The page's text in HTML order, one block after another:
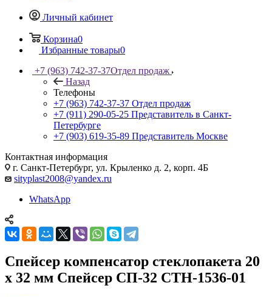
Личный кабинет
Корзина0
Избранные товары0
+7 (963) 742-37-37Отдел продаж
Назад
Телефоны
+7 (963) 742-37-37 Отдел продаж
+7 (911) 290-05-25 Представитель в Санкт-
Петербурге
+7 (903) 619-35-89 Представитель Москве
Контактная информация
г. Санкт-Петербург, ул. Крыленко д. 2, корп. 4Б
sityplast2008@yandex.ru
WhatsApp
Спейсер компенсатор стеклопакета 20
х 32 мм Спейсер СП-32 СТН-1536-01